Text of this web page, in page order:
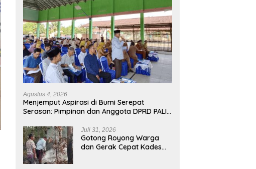
Agustus 4, 2026
Menjemput Aspirasi di Bumi Serepat
Serasan: Pimpinan dan Anggota DPRD PALI
Abab Melalui Reses Ke-2 Tahun 2026
Juli 31, 2026
Gotong Royong Warga
dan Gerak Cepat Kades